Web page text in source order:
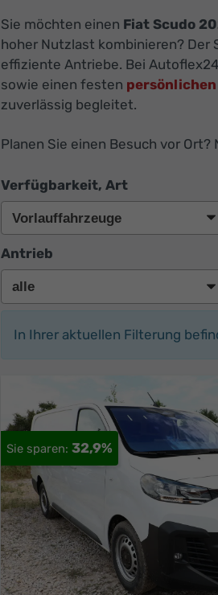
Sie möchten einen Fiat Scudo
hoher Nutzlast kombinieren?
effiziente Antriebe. Bei
sowie einen festen
zuverlässig begleitet.
Planen Sie einen Besuch vor Ort?
Verfügbarkeit, Art
Antrieb
In Ihrer aktuellen Filterung
32,9%